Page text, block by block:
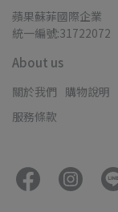
蘋果蘇菲國際企業
統一編號:31722072
About us
關於我們 購物說明
服務條款